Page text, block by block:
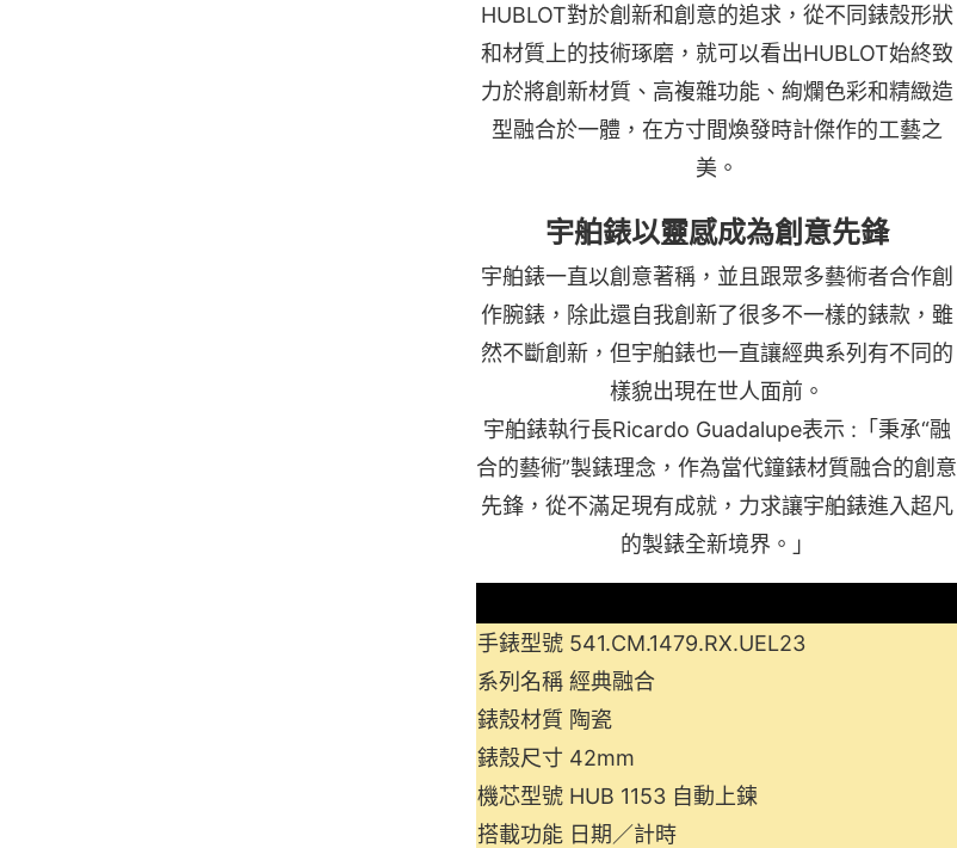
HUBLOT對於創新和創意的追求，從不同錶殼形狀
和材質上的技術琢磨，就可以看出HUBLOT始終致
力於將創新材質、高複雜功能、絢爛色彩和精緻造
型融合於一體，在方寸間煥發時計傑作的工藝之
美。
宇舶錶以靈感成為創意先鋒
宇舶錶一直以創意著稱，並且跟眾多藝術者合作創
作腕錶，除此還自我創新了很多不一樣的錶款，雖
然不斷創新，但宇舶錶也一直讓經典系列有不同的
樣貌出現在世人面前。
宇舶錶執行長Ricardo Guadalupe表示 :「秉承“融
合的藝術”製錶理念，作為當代鐘錶材質融合的創意
先鋒，從不滿足現有成就，力求讓宇舶錶進入超凡
的製錶全新境界。」
手錶型號 541.CM.1479.RX.UEL23
系列名稱 經典融合
錶殼材質 陶瓷
錶殼尺寸 42mm
機芯型號 HUB 1153 自動上鍊
搭載功能 日期／計時